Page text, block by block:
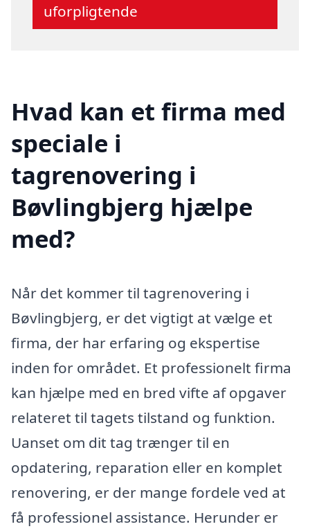
uforpligtende
Hvad kan et firma med
speciale i
tagrenovering i
Bøvlingbjerg hjælpe
med?
Når det kommer til tagrenovering i
Bøvlingbjerg, er det vigtigt at vælge et
firma, der har erfaring og ekspertise
inden for området. Et professionelt firma
kan hjælpe med en bred vifte af opgaver
relateret til tagets tilstand og funktion.
Uanset om dit tag trænger til en
opdatering, reparation eller en komplet
renovering, er der mange fordele ved at
få professionel assistance. Herunder er